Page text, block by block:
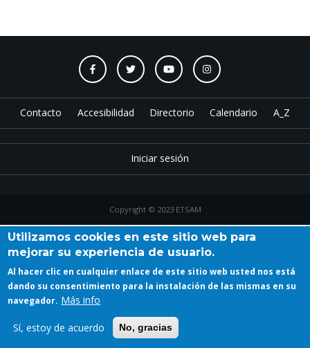
Contacto Accesibilidad Directorio Calendario A_Z
Iniciar sesión
Copyright © 2023 ETSAM
Utilizamos cookies en este sitio web para
mejorar su experiencia de usuario.
Al hacer clic en cualquier enlace de este sitio web usted nos está
dando su consentimiento para la instalación de las mismas en su
navegador. Más info
Sí, estoy de acuerdo No, gracias